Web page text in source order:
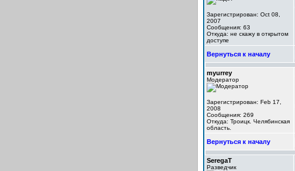
Зарегистрирован: Oct 08,
2007
Сообщения: 63
Откуда: не скажу в открытом
доступе
Вернуться к началу
myurrey
Модератор
Зарегистрирован: Feb 17,
2008
Сообщения: 269
Откуда: Троицк. Челябинская
область.
Вернуться к началу
SeregaT
Разведчик